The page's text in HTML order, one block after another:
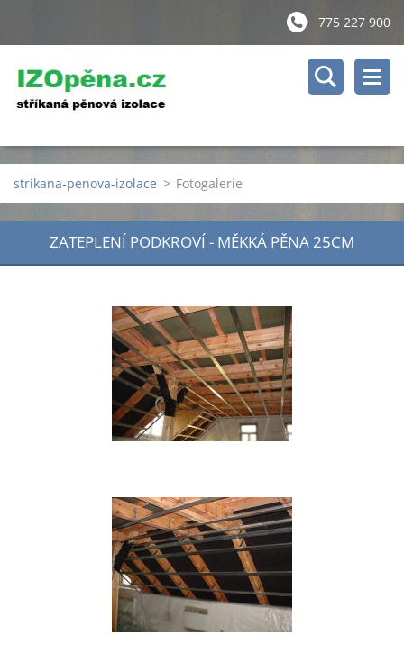
775 227 900
strikana-penova-izolace > Fotogalerie
ZATEPLENÍ PODKROVÍ - MĚKKÁ PĚNA 25CM